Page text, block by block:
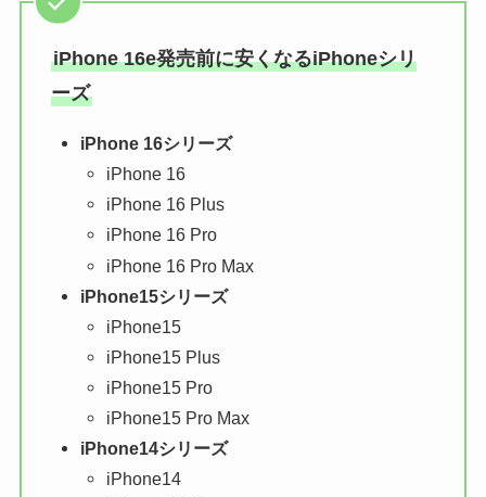
iPhone 16e発売前に安くなるiPhoneシリ
ーズ
iPhone 16シリーズ
iPhone 16
iPhone 16 Plus
iPhone 16 Pro
iPhone 16 Pro Max
iPhone15シリーズ
iPhone15
iPhone15 Plus
iPhone15 Pro
iPhone15 Pro Max
iPhone14シリーズ
iPhone14